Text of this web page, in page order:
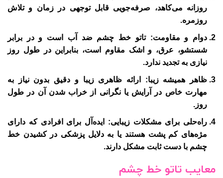
روزانه می‌کاهد، صرفه‌جویی قابل توجهی در زمان و تلاش
روزمره.
دوام و مقاومت: تاتو خط چشم ضد آب است و در برابر
شستشو، عرق، و اشک مقاوم است، بنابراین در طول روز
نیازی به تجدید ندارد.
ظاهر همیشه زیبا: ارائه ظاهری زیبا و دقیق بدون نیاز به
مهارت خاص در آرایش یا نگرانی از خراب شدن آن در طول
روز.
راه‌حلی برای مشکلات زیبایی: ایده‌آل برای افرادی که دارای
مژه‌های کم پشت هستند یا به دلایل پزشکی در کشیدن خط
چشم با دست ثابت مشکل دارند.
معایب تاتو خط چشم